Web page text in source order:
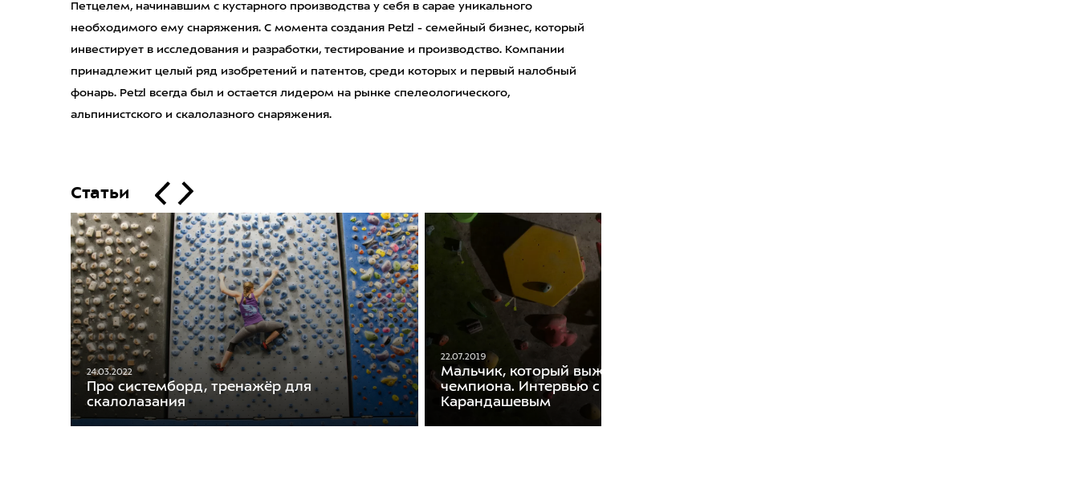
Петцелем, начинавшим с кустарного производства у себя в сарае уникального
необходимого ему снаряжения. С момента создания Petzl - семейный бизнес, который
инвестирует в исследования и разработки, тестирование и производство. Компании
принадлежит целый ряд изобретений и патентов, среди которых и первый налобный
фонарь. Petzl всегда был и остается лидером на рынке спелеологического,
альпинистского и скалолазного снаряжения.
Статьи
24.03.2022
Про системборд, тренажёр для
скалолазания
22.07.2019
Мальчик, который выжил, или Путь
чемпиона. Интервью с Александром
Карандашевым